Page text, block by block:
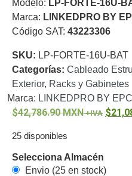
o
RefaccionesProbadores
VideoTransceptores
de Video
Cables y
Conectores
Adaptador
RCAAudio
VideoCable
Modelo: LP-FORTE-16U-
Marca: LINKEDPRO BY
Código SAT: 43223306
SKU: LP-FORTE-16U-BAT
Categorías: Cableado
Exterior, Racks y Gabinetes
Marca: LINKEDPRO BY
42,786.90MXN
25 disponibles
Selecciona Almacén
Envio (25 en stock)